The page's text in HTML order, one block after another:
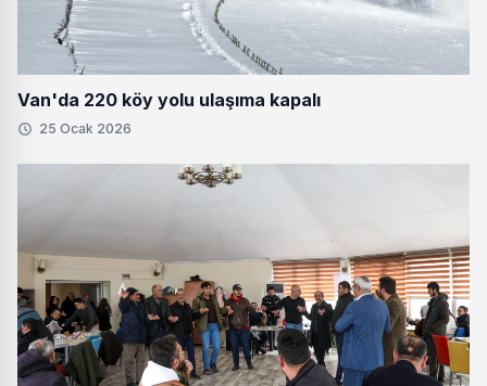
Van'da 220 köy yolu ulaşıma kapalı
25 Ocak 2026